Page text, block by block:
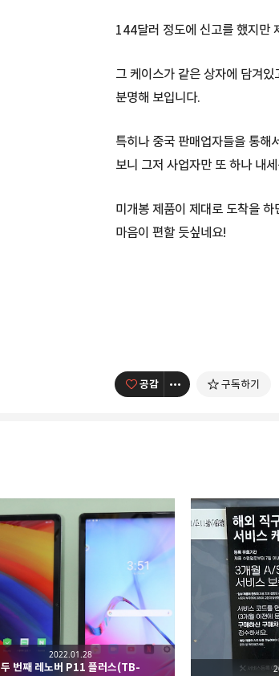
144달러 정도에 신고를 했지만
그 케이스가 같은 상자에 담겨
분명해 보입니다.
특히나 중국 판매업자들을 통해
보니 그저 사업자만 또 하나 내
미개봉 제품이 제대로 도착을
마음이 편할 듯싶네요!
공감 구독하기
아이모(IT&모바일)
시사분야 크리에이터
IT서비스&모바일 제품들에 대한 소소
구독하기
구독하기 카카오톡
두 번째 레노버 P11 플러스(TB-
2022.01.28